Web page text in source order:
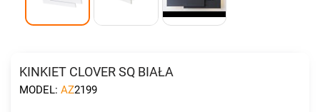
KINKIET CLOVER SQ BIAŁA
MODEL: AZ2199